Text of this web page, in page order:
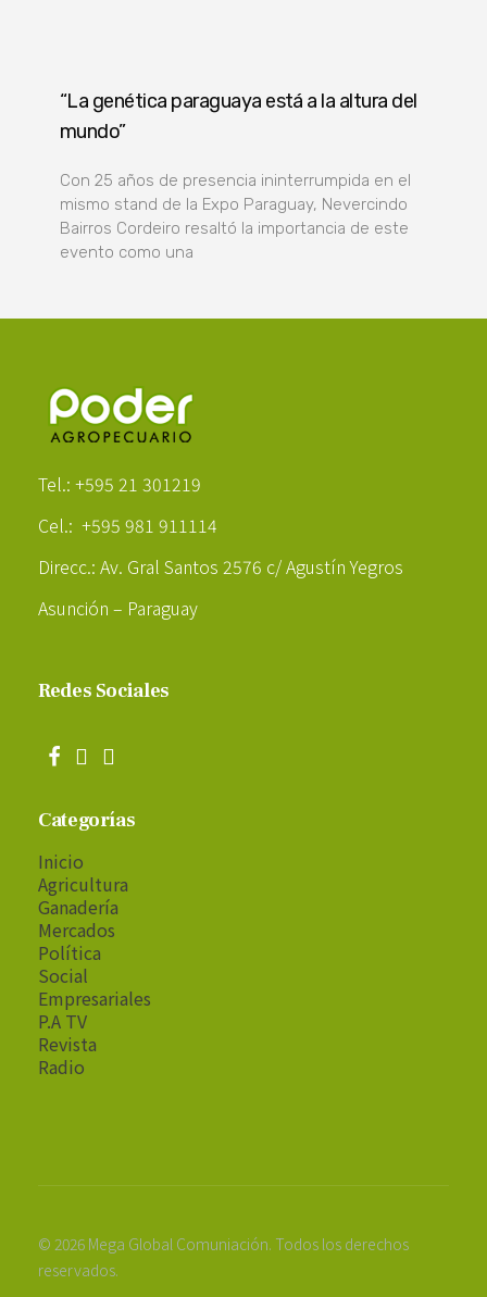
“La genética paraguaya está a la altura del
mundo”
Con 25 años de presencia ininterrumpida en el
mismo stand de la Expo Paraguay, Nevercindo
Bairros Cordeiro resaltó la importancia de este
evento como una
Tel.: +595 21 301219
Cel.: +595 981 911114
Direcc.: Av. Gral Santos 2576 c/ Agustín Yegros
Asunción – Paraguay
Redes Sociales
Categorías
Inicio
Agricultura
Ganadería
Mercados
Política
Social
Empresariales
P.A TV
Revista
Radio
© 2026 Mega Global Comuniación. Todos los derechos
reservados.